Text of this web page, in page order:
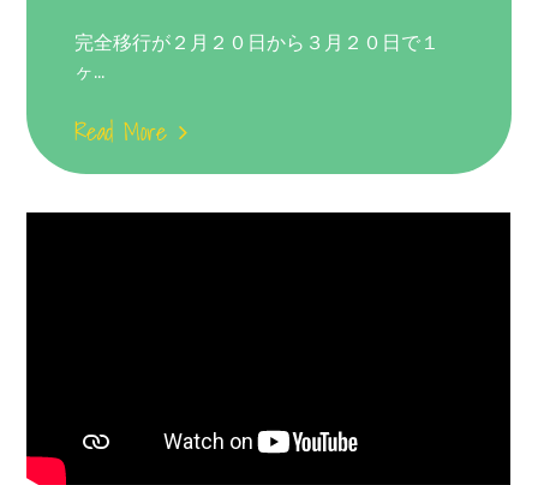
完全移行が２月２０日から３月２０日で１
ヶ...
Read More